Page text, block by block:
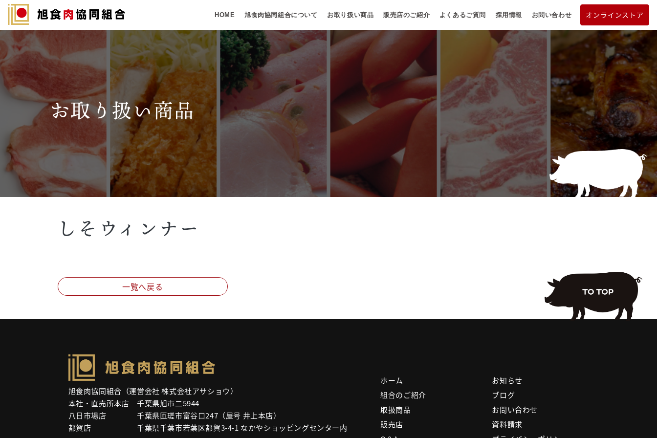
Skip
content
HOME 旭食肉協同組合について お取り扱い商品 販売店のご紹介 よくあるご質問 採用情報 お問い合わせ オンラインストア
お取り扱い商品
しそウィンナー
一覧へ戻る
旭食肉協同組合（運営会社 株式会社アサショウ）
本社・直売所本店 千葉県旭市二5944
八日市場店 千葉県匝瑳市富谷口247（屋号 井上本店）
都賀店 千葉県千葉市若葉区都賀3-4-1 なかやショッピングセンター内
ホーム
組合のご紹介
取扱商品
販売店
お知らせ
ブログ
お問い合わせ
資料請求